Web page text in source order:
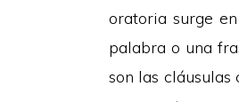
oratoria surge
palabra o una
son las cláusulas